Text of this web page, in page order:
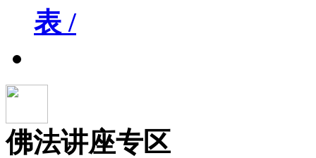
表 /
佛法讲座专区